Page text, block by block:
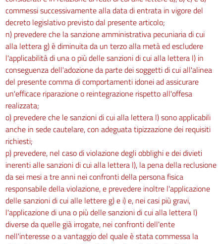
219
220
Titolo IX
SOSTANZE PERICOLOSE
Capo I
Protezione da agenti chimici
221
222
223
224
225
226
227
228
229
commessi successivamente alla data di entrata in vigore del
decreto legislativo previsto dal presente articolo;
n) prevedere che la sanzione amministrativa pecuniaria di cui
alla lettera g) è diminuita da un terzo alla metà ed escludere
l'applicabilità di una o più delle sanzioni di cui alla lettera l) in
conseguenza dell'adozione da parte dei soggetti di cui all'alinea
del presente comma di comportamenti idonei ad assicurare
un'efficace riparazione o reintegrazione rispetto all'offesa
realizzata;
o) prevedere che le sanzioni di cui alla lettera l) sono applicabili
anche in sede cautelare, con adeguata tipizzazione dei requisiti
richiesti;
p) prevedere, nel caso di violazione degli obblighi e dei divieti
inerenti alle sanzioni di cui alla lettera l), la pena della reclusione
da sei mesi a tre anni nei confronti della persona fisica
responsabile della violazione, e prevedere inoltre l'applicazione
delle sanzioni di cui alle lettere g) e i) e, nei casi più gravi,
l'applicazione di una o più delle sanzioni di cui alla lettera l)
diverse da quelle già irrogate, nei confronti dell'ente
nell'interesse o a vantaggio del quale è stata commessa la